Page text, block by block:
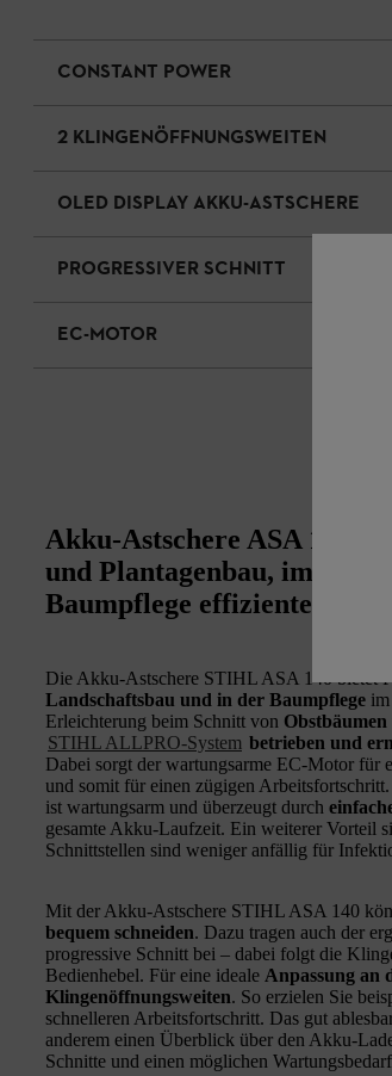
CONSTANT POWER
2 KLINGENÖFFNUNGSWEITEN
OLED DISPLAY AKKU-ASTSCHERE
PROGRESSIVER SCHNITT
EC-MOTOR
Akku-Astschere ASA 140:
und Plantagenbau, im
Baumpflege effizienter und
Die Akku-Astschere STIHL ASA 140 bietet
Landschaftsbau und in der Baumpflege
Erleichterung beim Schnitt von
STIHL ALLPRO-System betrieben und
Dabei sorgt der wartungsarme EC-Motor für
und somit für einen zügigen
ist wartungsarm und überzeugt durch
gesamte Akku-Laufzeit. Ein weiterer Vorteil
Schnittstellen sind weniger anfällig für
Mit der Akku-Astschere STIHL ASA 140
bequem schneiden. Dazu tragen auch der
progressive Schnitt bei – dabei folgt die
Bedienhebel. Für eine ideale Anpassung an
Klingenöffnungsweiten. So erzielen Sie
schnelleren Arbeitsfortschritt. Das gut
anderem einen Überblick über den Akku-
Schnitte und einen möglichen